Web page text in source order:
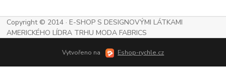
Copyright © 2014 · E-SHOP S DESIGNOVÝMI LÁTKAMI
AMERICKÉHO LÍDRA TRHU MODA FABRICS
Vytvořeno na Eshop-rychle.cz